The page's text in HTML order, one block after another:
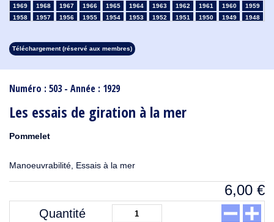
Numéro : 503 - Année : 1929
Les essais de giration à la mer
Pommelet
Manoeuvrabilité, Essais à la mer
6,00 €
Quantité
1969
1968 1967 1966 1965 1964 1963 1962 1961 1960
1959
1958
1957 1956 1955 1954 1953 1952 1951 1950 1949
1948
1913
1912 1911 1910 1909 1908
Téléchargement (réservé aux membres)